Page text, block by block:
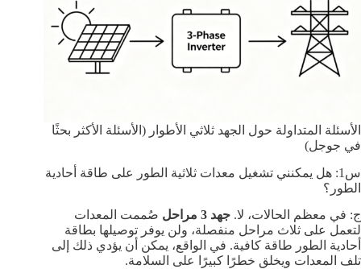
الأسئلة المتداولة حول الجهد ثلاثي الأطوار (الأسئلة الأكثر بحثًا
في جوجل)
س1: هل يمكنني تشغيل معدات ثلاثية الطور على طاقة أحادية
الطور؟
ج: في معظم الحالات، لا. جهد 3 مراحل
صُممت المعدات
لتعمل على ثلاث مراحل منفصلة، ولن يوفر توصيلها بطاقة
أحادية الطور طاقة كافية. في الواقع، يمكن أن يؤدي ذلك إلى
تلف المعدات ويخلق خطرًا كبيرًا على السلامة.